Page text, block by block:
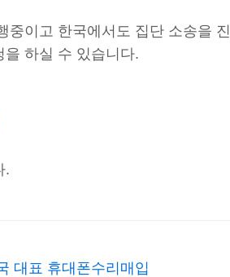
중이고 한국에서도 집단 소송을
을 하실 수 있습니다.
.
대표 휴대폰수리매입